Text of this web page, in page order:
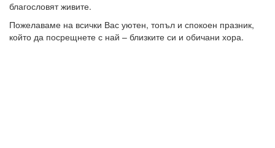
благословят живите.
Пожелаваме на всички Вас уютен, топъл и спокоен празник,
който да посрещнете с най – близките си и обичани хора.